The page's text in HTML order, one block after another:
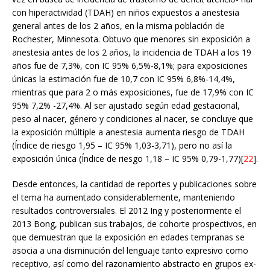
con hiperactividad (TDAH) en niños expuestos a anestesia
general antes de los 2 años, en la misma población de
Rochester, Minnesota. Obtuvo que menores sin exposición a
anestesia antes de los 2 años, la incidencia de TDAH a los 19
años fue de 7,3%, con IC 95% 6,5%-8,1%; para exposiciones
únicas la estimación fue de 10,7 con IC 95% 6,8%-14,4%,
mientras que para 2 o más exposiciones, fue de 17,9% con IC
95% 7,2% -27,4%. Al ser ajustado según edad gestacional,
peso al nacer, género y condiciones al nacer, se concluye que
la exposición múltiple a anestesia aumenta riesgo de TDAH
(Índice de riesgo 1,95 – IC 95% 1,03-3,71), pero no así la
exposición única (Índice de riesgo 1,18 – IC 95% 0,79-1,77)[22].
Desde entonces, la cantidad de reportes y publicaciones sobre
el tema ha aumentado considerablemente, manteniendo
resultados controversiales. El 2012 Ing y posteriormente el
2013 Bong, publican sus trabajos, de cohorte prospectivos, en
que demuestran que la exposición en edades tempranas se
asocia a una disminución del lenguaje tanto expresivo como
receptivo, así como del razonamiento abstracto en grupos ex-